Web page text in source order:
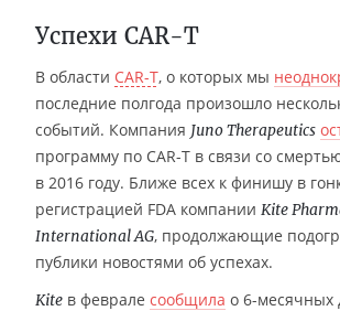
Успехи CAR-T
В области CAR-T, о которых мы
последние полгода произошло
событий. Компания Juno Therapeutics
программу по CAR-T в связи со
в 2016 году. Ближе всех к финишу в
регистрацией FDA компании Kite
International AG, продолжающие
публики новостями об успехах.
Kite в феврале сообщила о 6-месячных